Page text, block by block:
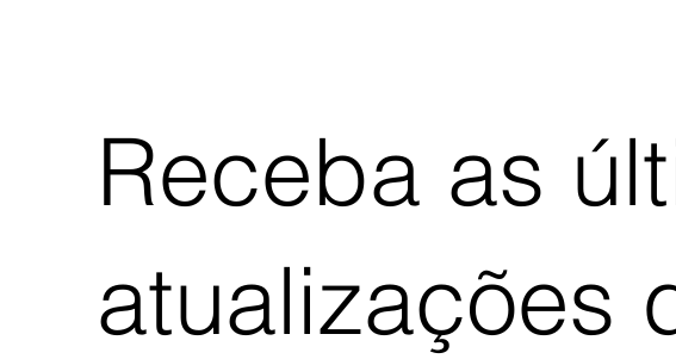
Receba as
atualizações